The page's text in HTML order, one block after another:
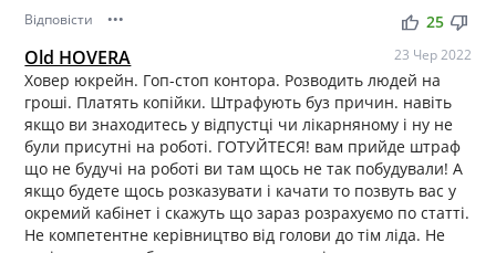
Відповісти ••• thumb_up thumb_down
25
Old HOVERA 23 Чер 2022
Ховер юкрейн. Гоп-стоп контора. Розводить людей на
гроші. Платять копійки. Штрафують буз причин. навіть
якщо ви знаходитесь у відпустці чи лікарняному і ну не
були присутні на роботі. ГОТУЙТЕСЯ! вам прийде штраф
що не будучі на роботі ви там щось не так побудували! А
якщо будете щось розказувати і качати то позвуть вас у
окремий кабінет і скажуть що зараз розрахуємо по статті.
Не компетентне керівництво від голови до тім ліда. Не